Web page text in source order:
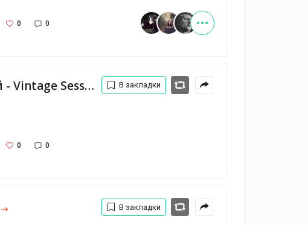
0 0
Список кораблей - Vintage Sessions — Melnitsa
0 0
В закладки
В закладки